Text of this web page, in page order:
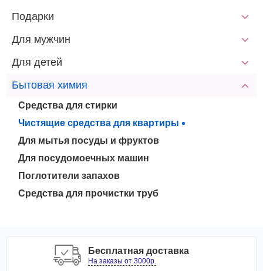
Подарки
Для мужчин
Для детей
Бытовая химия
Средства для стирки
Чистящие средства для квартиры
Для мытья посуды и фруктов
Для посудомоечных машин
Поглотители запахов
Средства для прочистки труб
Бесплатная доставка
На заказы от 3000р.